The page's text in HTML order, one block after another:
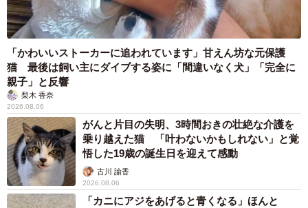
「かわいいストーカーに追われています」甘えん坊な元保護
猫 最後は飼い主にダイブする姿に「間違いなく犬」「完全に
親子」と反響
梨木 香奈
2026.08.06
がんと片目の失明、3時間おきの壮絶な介護を
乗り越えた猫 「叶わないかもしれない」と覚
悟した19歳の誕生日を迎えて感動
古川 諭香
2026.08.06
「カニにアジをあげると青くなる」ほんと